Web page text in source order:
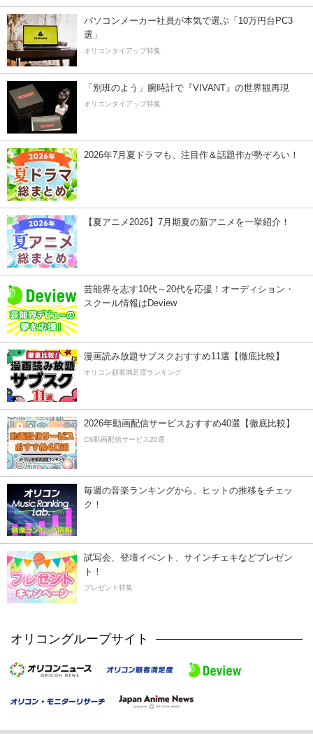
パソコンメーカー社員が本気で選ぶ「10万円台PC3
選」
オリコンタイアップ特集
「別班のよう」腕時計で『VIVANT』の世界観再現
オリコンタイアップ特集
2026年7月夏ドラマも、注目作＆話題作が勢ぞろい！
【夏アニメ2026】7月期夏の新アニメを一挙紹介！
芸能界を志す10代～20代を応援！オーディション・
スクール情報はDeview
漫画読み放題サブスクおすすめ11選【徹底比較】
オリコン顧客満足度ランキング
2026年動画配信サービスおすすめ40選【徹底比較】
CS動画配信サービス20選
毎週の音楽ランキングから、ヒットの推移をチェッ
ク！
試写会、登壇イベント、サインチェキなどプレゼン
ト！
プレゼント特集
オリコングループサイト